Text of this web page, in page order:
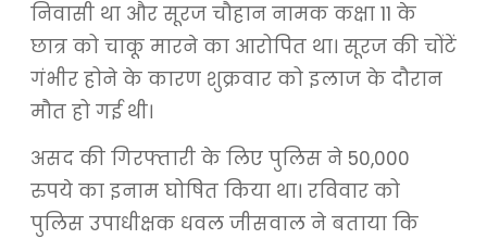
निवासी था और सूरज चौहान नामक कक्षा 11 के
छात्र को चाकू मारने का आरोपित था। सूरज की चोंटें
गंभीर होने के कारण शुक्रवार को इलाज के दौरान
मौत हो गई थी।
असद की गिरफ्तारी के लिए पुलिस ने 50,000
रुपये का इनाम घोषित किया था। रविवार को
पुलिस उपाधीक्षक धवल जीसवाल ने बताया कि